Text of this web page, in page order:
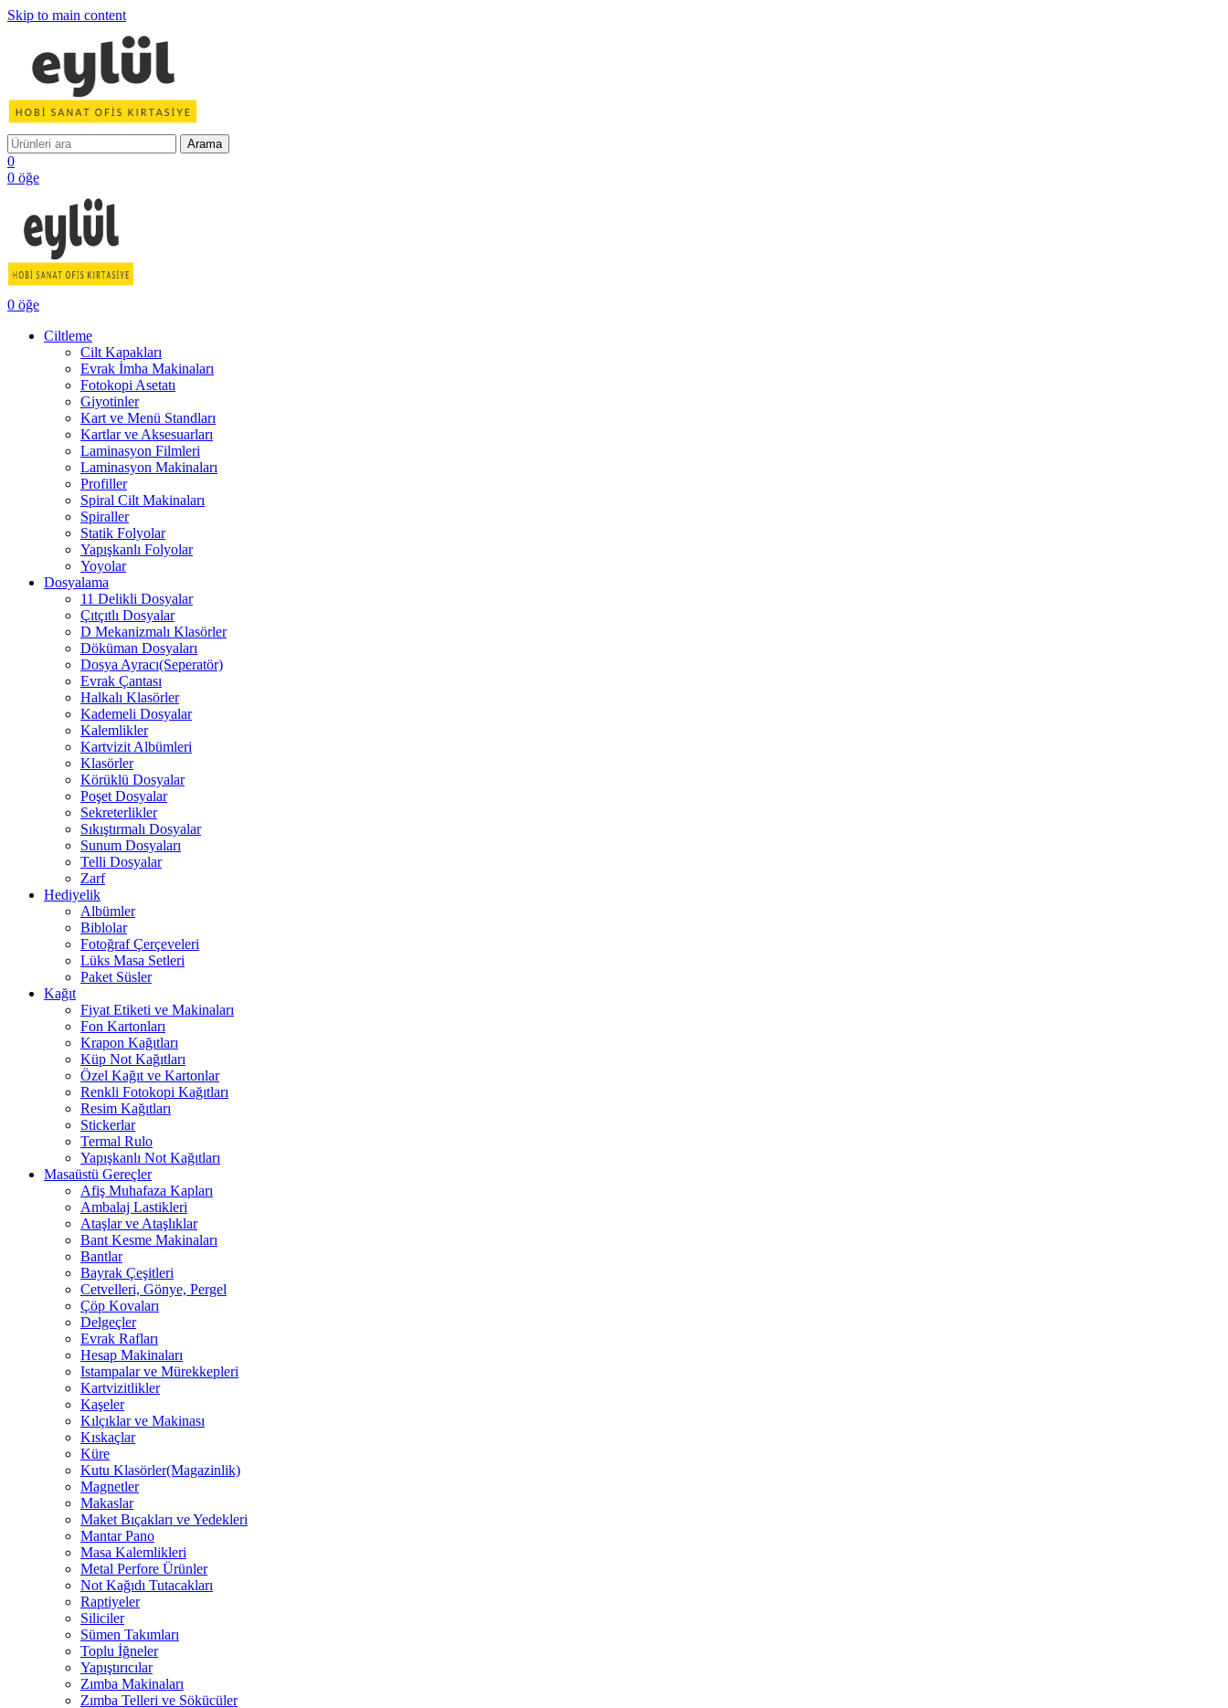
Skip to main content
Arama
0
0 öğe
0 öğe
Ciltleme
Cilt Kapakları
Evrak İmha Makinaları
Fotokopi Asetatı
Giyotinler
Kart ve Menü Standları
Kartlar ve Aksesuarları
Laminasyon Filmleri
Laminasyon Makinaları
Profiller
Spiral Cilt Makinaları
Spiraller
Statik Folyolar
Yapışkanlı Folyolar
Yoyolar
Dosyalama
11 Delikli Dosyalar
Çıtçıtlı Dosyalar
D Mekanizmalı Klasörler
Döküman Dosyaları
Dosya Ayracı(Seperatör)
Evrak Çantası
Halkalı Klasörler
Kademeli Dosyalar
Kalemlikler
Kartvizit Albümleri
Klasörler
Körüklü Dosyalar
Poşet Dosyalar
Sekreterlikler
Sıkıştırmalı Dosyalar
Sunum Dosyaları
Telli Dosyalar
Zarf
Hediyelik
Albümler
Biblolar
Fotoğraf Çerçeveleri
Lüks Masa Setleri
Paket Süsler
Kağıt
Fiyat Etiketi ve Makinaları
Fon Kartonları
Krapon Kağıtları
Küp Not Kağıtları
Özel Kağıt ve Kartonlar
Renkli Fotokopi Kağıtları
Resim Kağıtları
Stickerlar
Termal Rulo
Yapışkanlı Not Kağıtları
Masaüstü Gereçler
Afiş Muhafaza Kapları
Ambalaj Lastikleri
Ataşlar ve Ataşlıklar
Bant Kesme Makinaları
Bantlar
Bayrak Çeşitleri
Cetvelleri, Gönye, Pergel
Çöp Kovaları
Delgeçler
Evrak Rafları
Hesap Makinaları
Istampalar ve Mürekkepleri
Kartvizitlikler
Kaşeler
Kılçıklar ve Makinası
Kıskaçlar
Küre
Kutu Klasörler(Magazinlik)
Magnetler
Makaslar
Maket Bıçakları ve Yedekleri
Mantar Pano
Masa Kalemlikleri
Metal Perfore Ürünler
Not Kağıdı Tutacakları
Raptiyeler
Siliciler
Sümen Takımları
Toplu İğneler
Yapıştırıcılar
Zımba Makinaları
Zımba Telleri ve Sökücüler